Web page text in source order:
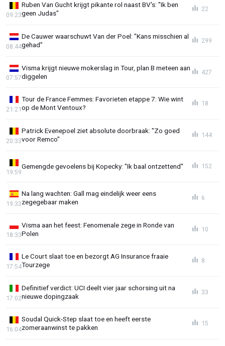
Ruben Van Gucht krijgt pikante rol naast BV's: "Ik ben
geen Judas"
09:23
22
De Cauwer waarschuwt Van der Poel: "Kans misschien al
gehad"
08:44
299
Visma krijgt nieuwe mokerslag in Tour, plan B meteen aan
diggelen
07:57
427
Tour de France Femmes: Favorieten etappe 7: Wie wint
op de Mont Ventoux?
21:21
18
Patrick Evenepoel ziet absolute doorbraak: "Zo goed
voor Remco"
20:33
144
Gemengde gevoelens bij Kopecky: "Ik baal ontzettend"
19:59
152
Na lang wachten: Gall mag eindelijk weer eens
zegegebaar maken
19:33
6
Visma aan het feest: Fenomenale zege in Ronde van
Polen
18:33
10
Le Court slaat toe en bezorgt AG Insurance fraaie
Tourzege
17:54
8
Definitief verdict: UCI deelt vier jaar schorsing uit na
nieuwe dopingzaak
17:02
33
Soudal Quick-Step slaat toe en heeft eerste
zomeraanwinst te pakken
16:04
15